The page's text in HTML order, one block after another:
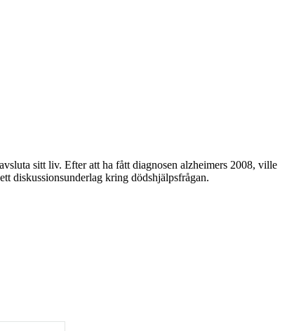
sitt liv. Efter att ha fått diagnosen alzheimers 2008, ville
diskussionsunderlag kring dödshjälpsfrågan.